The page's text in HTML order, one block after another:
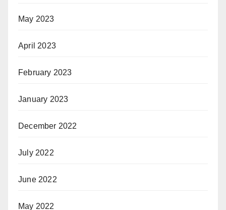
May 2023
April 2023
February 2023
January 2023
December 2022
July 2022
June 2022
May 2022